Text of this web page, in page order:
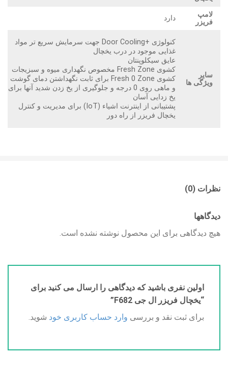
لامپ
فریزر
دارد
سایر
ویژگی ها
کنولوژی +Door Cooling جهت سرمایش سریع تر مواد
غذایی موجود در درب یخچال
عایق سیکلوپنتان
کشوی Fresh Zone مخصوص نگهداری میوه و سبزیجات
کشوی Fresh 0 Zone برای ثابت نگهداشتن دمای گوشت
و ماهی روی 0 درجه و جلوگیری از یخ زدن شدید آنها برای
یخ زدایی آسان
پشتیبانی از اینترنت اشیاء (IoT) برای مدیریت و کنترل
یخچال فریزر از راه دور
نظرات (0)
دیدگاهها
هیچ دیدگاهی برای این محصول نوشته نشده است.
اولین نفری باشید که دیدگاهی را ارسال می کنید برای
“یخچال فریزر ال جی F682”
برای ثبت نقد و بررسی وارد حساب کاربری خود شوید.